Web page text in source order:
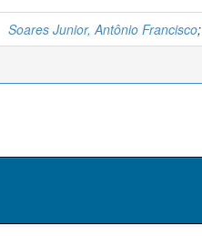
Soares Junior, Antônio Francisco;